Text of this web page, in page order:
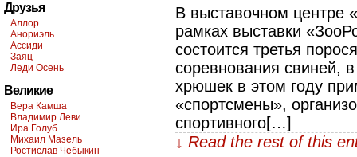
Друзья
Аллор
Анориэль
Ассиди
Заяц
Леди Осень
Великие
Вера Камша
Владимир Леви
Ира Голуб
Михаил Мазель
Ростислав Чебыкин
В выставочном центре
рамках выставки
состоится третья
соревнования свиней,
хрюшек в этом году
«спортсмены»,
спортивного[…]
↓ Read the rest of this